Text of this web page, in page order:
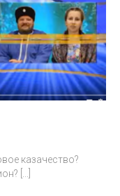
казачество?